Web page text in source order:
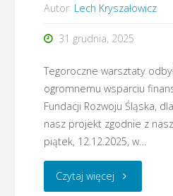
Autor Lech Kryszałowicz
31 grudnia, 2025
Tegoroczne warsztaty
ogromnemu wsparciu
Fundacji Rozwoju Śląska,
nasz projekt zgodnie z
piątek, 12.12.2025, w…
Czytaj więcej